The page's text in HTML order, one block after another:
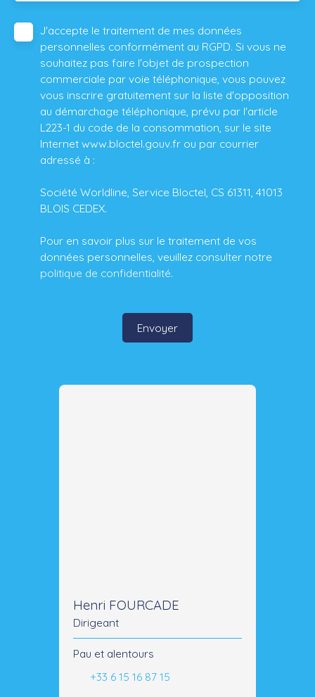
J'accepte le traitement de mes données
personnelles conformément au RGPD. Si vous ne
souhaitez pas faire l'objet de prospection
commerciale par voie téléphonique, vous pouvez
vous inscrire gratuitement sur la liste d'opposition
au démarchage téléphonique, prévu par l'article
L223-1 du code de la consommation, sur le site
Internet www.bloctel.gouv.fr ou par courrier
adressé à :
Société Worldline, Service Bloctel, CS 61311, 41013
BLOIS CEDEX.
Pour en savoir plus sur le traitement de vos
données personnelles, veuillez consulter notre
politique de confidentialité.
Envoyer
Henri FOURCADE
Dirigeant
Pau et alentours
+33 6 15 16 87 15